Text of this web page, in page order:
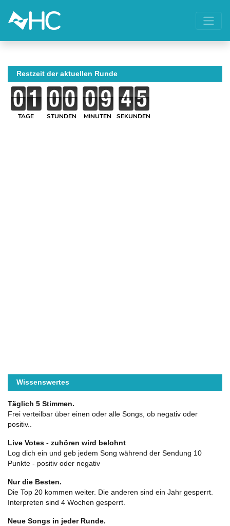
Restzeit der aktuellen Runde
TAGE STUNDEN MINUTEN SEKUNDEN
Wissenswertes
Täglich 5 Stimmen.
Frei verteilbar über einen oder alle Songs, ob negativ oder
positiv..
Live Votes - zuhören wird belohnt
Log dich ein und geb jedem Song während der Sendung 10
Punkte - positiv oder negativ
Nur die Besten.
Die Top 20 kommen weiter. Die anderen sind ein Jahr gesperrt.
Interpreten sind 4 Wochen gesperrt.
Neue Songs in jeder Runde.